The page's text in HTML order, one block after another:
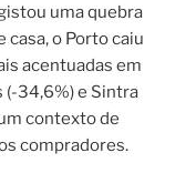
uma quebra
casa, o Porto caiu
acentuadas em
(-34,6%) e Sintra
contexto de
compradores.